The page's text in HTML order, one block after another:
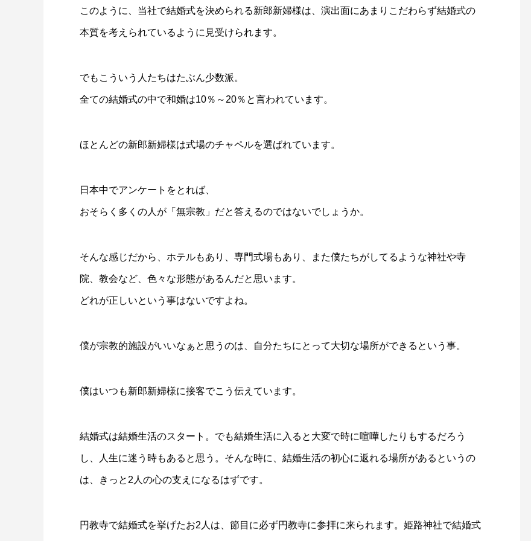
このように、当社で結婚式を決められる新郎新婦様は、演出面にあまりこだわらず結婚式の
本質を考えられているように見受けられます。
でもこういう人たちはたぶん少数派。
全ての結婚式の中で和婚は10％～20％と言われています。
ほとんどの新郎新婦様は式場のチャペルを選ばれています。
日本中でアンケートをとれば、
おそらく多くの人が「無宗教」だと答えるのではないでしょうか。
そんな感じだから、ホテルもあり、専門式場もあり、また僕たちがしてるような神社や寺
院、教会など、色々な形態があるんだと思います。
どれが正しいという事はないですよね。
僕が宗教的施設がいいなぁと思うのは、自分たちにとって大切な場所ができるという事。
僕はいつも新郎新婦様に接客でこう伝えています。
結婚式は結婚生活のスタート。でも結婚生活に入ると大変で時に喧嘩したりもするだろう
し、人生に迷う時もあると思う。そんな時に、結婚生活の初心に返れる場所があるというの
は、きっと2人の心の支えになるはずです。
円教寺で結婚式を挙げたお2人は、節目に必ず円教寺に参拝に来られます。姫路神社で結婚式